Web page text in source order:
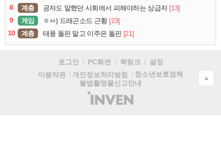
8
계층 공자도 말했던 사회에서 피해야하는 상급자 [13]
9
게임 ㅎㅂ) 드래곤소드 근황 [23]
10
계층 태풍 돌핀 말고 이주은 돌핀 [21]
로그인 PC화면 퀵링크
설정
이용약관
개인정보처리방침
청소년보호정책
불법촬영물신고안내
(주)
인
▲